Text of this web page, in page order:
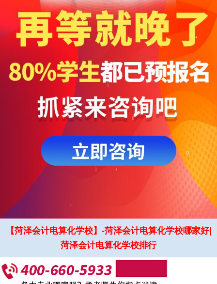
【菏泽会计电算化学校】-菏泽会计电算化学校哪家好|
菏泽会计电算化学校排行